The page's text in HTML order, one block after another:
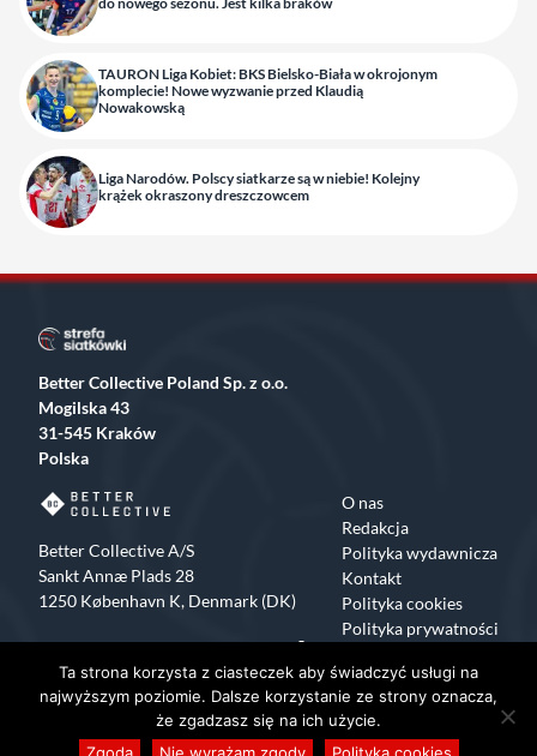
TAURON Liga Kobiet: BKS Bielsko-Biała w okrojonym
komplecie! Nowe wyzwanie przed Klaudią
Nowakowską
Liga Narodów. Polscy siatkarze są w niebie! Kolejny
krążek okraszony dreszczowcem
Better Collective Poland Sp. z o.o.
Mogilska 43
31-545 Kraków
Polska
Better Collective A/S
Sankt Annæ Plads 28
1250 København K, Denmark (DK)
O nas
Redakcja
Polityka wydawnicza
Kontakt
Polityka cookies
Polityka prywatności
Facebook
X Instagram
TikTok
Copyrights 2015-2024 Strefa Siatkówki All rights reserved
Ta strona korzysta z ciasteczek aby świadczyć usługi na
najwyższym poziomie. Dalsze korzystanie ze strony oznacza,
że zgadzasz się na ich użycie.